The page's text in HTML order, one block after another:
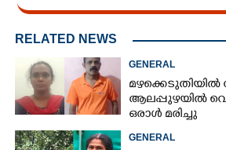
RELATED NEWS
GENERAL
മഴക്കെടുതിയിൽ
ആലപ്പുഴയിൽ
ഒരാൾ മരിച്ചു
GENERAL